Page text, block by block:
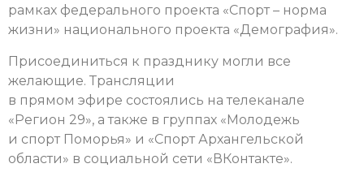
рамках федерального проекта «Спорт – норма
жизни» национального проекта «Демография».
Присоединиться к празднику могли все
желающие. Трансляции
в прямом эфире состоялись на телеканале
«Регион 29», а также в группах «Молодежь
и спорт Поморья» и «Спорт Архангельской
области» в социальной сети «ВКонтакте».